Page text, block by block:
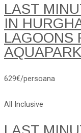
LAST
IN
LAGOONS
629€/persoana
All Inclusive